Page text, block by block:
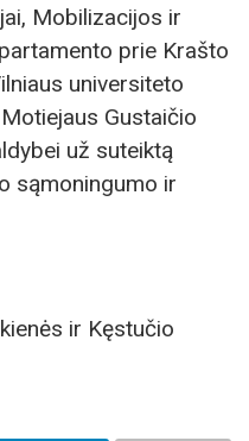
Mobilizacijos ir
prie Krašto
universiteto
Gustaičio
už suteiktą
sąmoningumo ir
ir Kęstučio